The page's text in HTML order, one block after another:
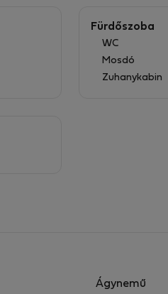
Fürdőszoba
WC
Mosdó
Zuhanykabin
Ágynemű